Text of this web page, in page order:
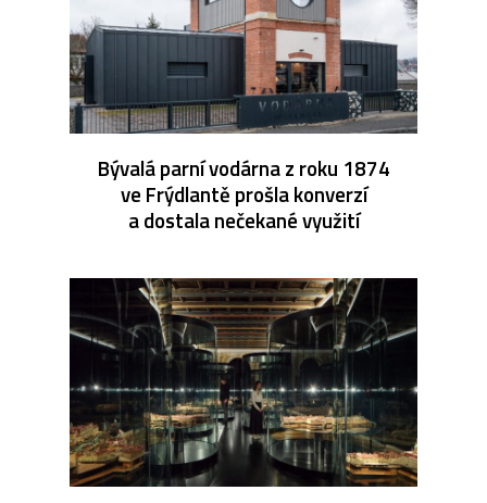
Bývalá parní vodárna z roku 1874
ve Frýdlantě prošla konverzí
a dostala nečekané využití